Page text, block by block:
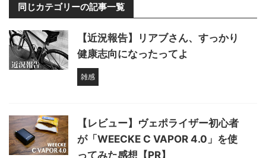
同じカテゴリーの記事一覧
【近況報告】リアブさん、すっかり
健康志向になったってよ
雑感
【レビュー】ヴェポライザー初心者
が「WEECKE C VAPOR 4.0」を使
ってみた感想【PR】